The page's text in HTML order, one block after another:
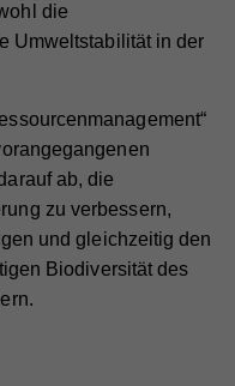
die
Umweltstabilität in der
ab, die
zu verbessern,
und gleichzeitig den
Biodiversität des